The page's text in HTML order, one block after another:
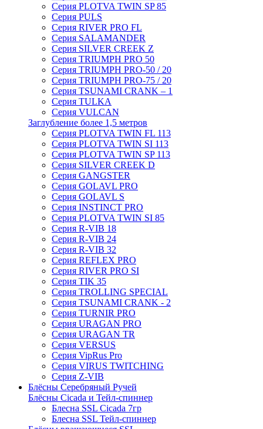
Серия PLOTVA TWIN SP 85
Серия PULS
Серия RIVER PRO FL
Серия SALAMANDER
Серия SILVER CREEK Z
Серия TRIUMPH PRO 50
Серия TRIUMPH PRO-50 / 20
Серия TRIUMPH PRO-75 / 20
Серия TSUNAMI CRANK – 1
Серия TULKA
Серия VULCAN
Заглубление более 1,5 метров
Серия PLOTVA TWIN FL 113
Серия PLOTVA TWIN SI 113
Серия PLOTVA TWIN SP 113
Серия SILVER CREEK D
Серия GANGSTER
Серия GOLAVL PRO
Серия GOLAVL S
Серия INSTINCT PRO
Серия PLOTVA TWIN SI 85
Серия R-VIB 18
Серия R-VIB 24
Серия R-VIB 32
Серия REFLEX PRO
Серия RIVER PRO SI
Серия TIK 35
Серия TROLLING SPECIAL
Серия TSUNAMI CRANK - 2
Серия TURNIR PRO
Серия URAGAN PRO
Серия URAGAN TR
Серия VERSUS
Серия VipRus Pro
Серия VIRUS TWITCHING
Серия Z-VIB
Блёсны Серебряный Ручей
Блёсны Cicada и Тейл-спиннер
Блесна SSL Cicada 7гр
Блесна SSL Тейл-спиннер